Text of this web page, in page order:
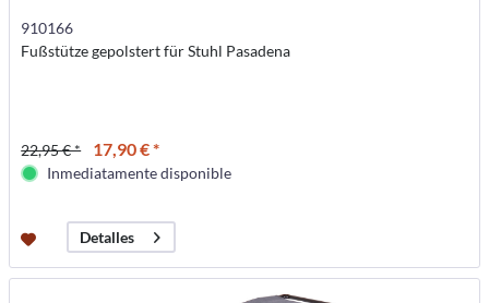
910166
Fußstütze gepolstert für Stuhl Pasadena
22,95 € * 17,90 € *
Inmediatamente disponible
Detalles